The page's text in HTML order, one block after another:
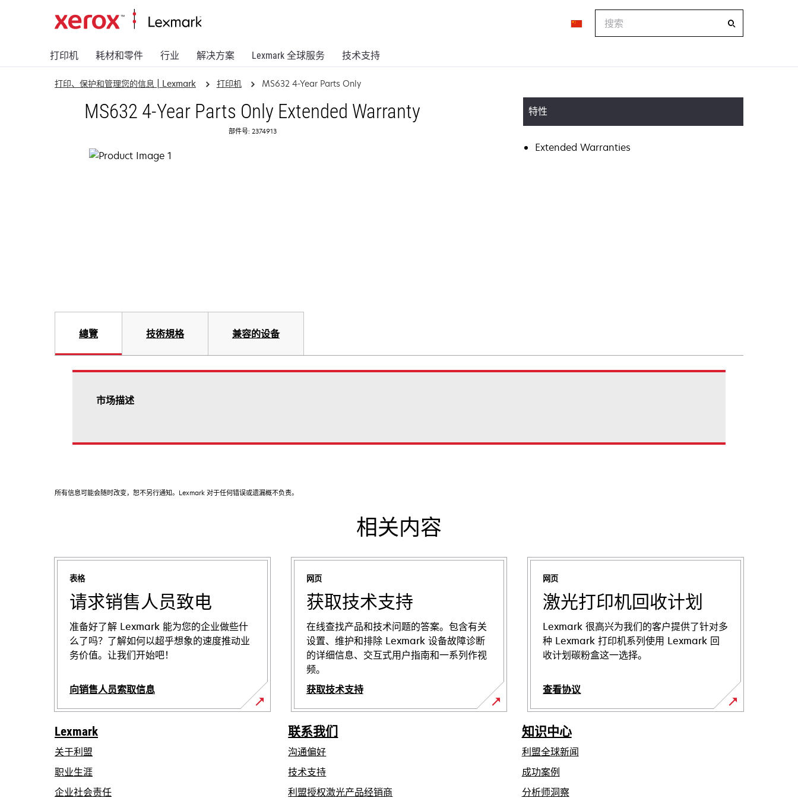
打印机 耗材和零件 行业 解决方案 Lexmark 全球服务 技术支持
打印、保护和管理您的信息 | Lexmark 打印机 MS632 4-Year Parts Only
MS632 4-Year Parts Only Extended Warranty
部件号: 2374913
特性
Extended Warranties
總覽 技術規格 兼容的设备
市场描述
所有信息可能会随时改变，恕不另行通知。Lexmark 对于任何错误或遗漏概不负责。
相关内容
表格
请求销售人员致电
准备好了解 Lexmark 能为您的企业做些什
么了吗？了解如何以超乎想象的速度推动业
务价值。让我们开始吧！
向销售人员索取信息
网页
获取技术支持
在线查找产品和技术问题的答案。包含有关
设置、维护和排除 Lexmark 设备故障诊断
的详细信息、交互式用户指南和一系列作视
频。
获取技术支持
在
新
标
签
页
中
网页
激光打印机回收计划
Lexmark 很高兴为我们的客户提供了针对多
种 Lexmark 打印机系列使用 Lexmark 回
收计划碳粉盒这一选择。
查看协议
Lexmark
关于利盟
职业生涯
企业社会责任在
联系我们
沟通偏好
技术支持在
新
利盟授权激光产品经销商
知识中心
利盟全球新闻
成功案例
分析师洞察